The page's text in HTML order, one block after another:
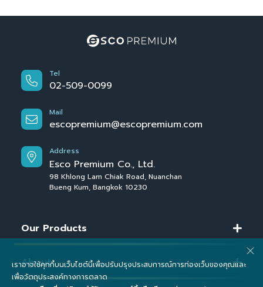
Tel
02-509-0099
Mail
escopremium@escopremium.com
Address
Esco Premium Co., Ltd.
98 Khlong Lam Chiak Road, Nuanchan
Bueng Kum, Bangkok 10230
Our Products
About
เราอาจใช้คุกกี้บนเว็บไซต์นี้เพื่อปรับปรุงประสบการณ์การท่องเว็บของคุณและ
เพื่อวัตถุประสงค์ทางการตลาด